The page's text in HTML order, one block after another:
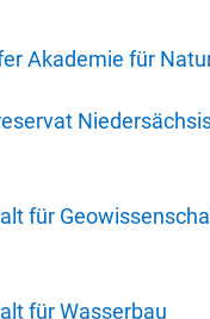
Akademie für
für
für Wasserbau